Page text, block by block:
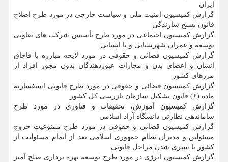
ایران
گزارش کمیسیون امنیت ملی و سیاست خارجی در مورد طرح اصلاح
قانون بسیج سازندگی
گزارش کمیسیون اجتماعی در مورد طرح تأسیس شرکت های تعاونی
توسعه و عمران شهرستانی و یا استانی
گزارش کمیسیون قضائی و حقوقی در مورد لایحه مبارزه با قاچاق
انسان و اعضای بدن و مجازات عبوردهندگان بدون مجوز افراد از
مرزهای کشور
گزارش کمیسیون قضائی و حقوقی در مورد طرح قانونی استفساریه
ماده (۶) قانون تشکیل سازمان بازرسی کل کشور
گزارش کمیسیون آموزش، تحقیقات و فناوری در مورد طرح
ساماندهی نظارتی دانشگاه آزاد اسلامی
گزارش کمیسیون قضائی و حقوقی در مورد طرح ممنوعیت خروج
مسئولین و مدیران نظام جمهوری اسلامی بعد از اتمام مسئولیت از
کشور تا سپری شدن مراحل قانونی
گزارش کمیسیون انرژی در مورد طرح توسعه بهره برداری صلح آمیز